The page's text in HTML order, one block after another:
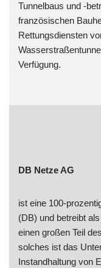
Tunnelbaus und -
französischen
Rettungsdiensten
Verfügung.
DB Netze AG
ist eine 100-
(DB) und betreibt
einen großen Teil
solches ist das
Instandhaltung von